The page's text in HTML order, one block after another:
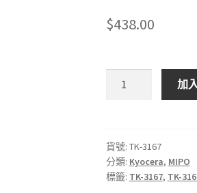
$438.00
TK-
3168
黑
加
貨號: TK-3167
分類: Kyocera, MIPO
標籤: TK-3167, TK-